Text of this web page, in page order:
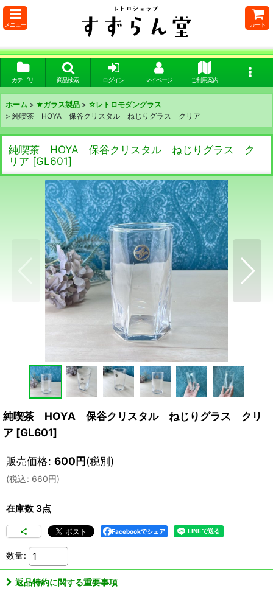
メニュー カート
カテゴリ 商品検索 ログイン マイページ ご利用案内
ホーム > ★ガラス製品 > ☆レトロモダングラス
> 純喫茶 HOYA 保谷クリスタル ねじりグラス クリア
純喫茶 HOYA 保谷クリスタル ねじりグラス ク
リア [GL601]
純喫茶 HOYA 保谷クリスタル ねじりグラス クリ
ア [GL601]
販売価格: 600円(税別)
(税込: 660円)
在庫数 3点
Facebookでシェア
数量:
返品特約に関する重要事項